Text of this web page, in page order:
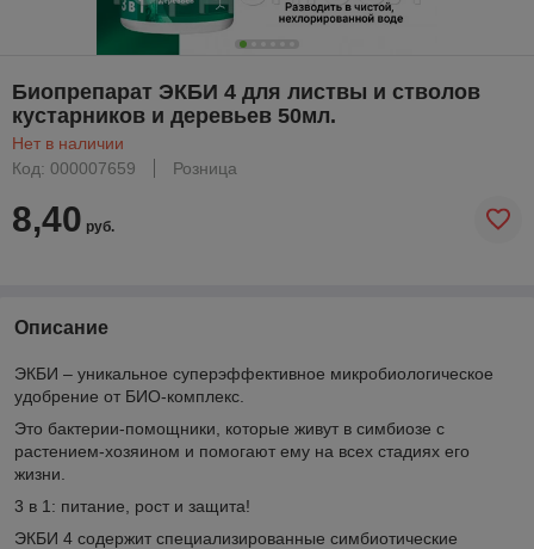
Биопрепарат ЭКБИ 4 для листвы и стволов
кустарников и деревьев 50мл.
Нет в наличии
Код: 000007659
Розница
8,40 руб.
Описание
ЭКБИ – уникальное суперэффективное микробиологическое
удобрение от БИО-комплекс.
Это бактерии-помощники, которые живут в симбиозе с
растением-хозяином и помогают ему на всех стадиях его
жизни.
3 в 1: питание, рост и защита!
ЭКБИ 4 содержит специализированные симбиотические